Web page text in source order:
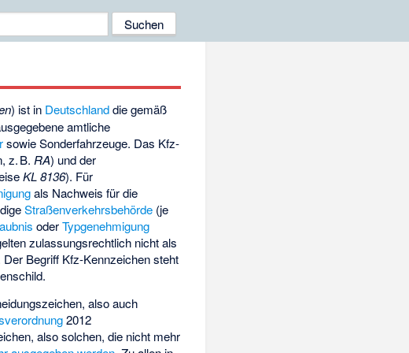
) ist in Deutschlanddie gemäß
amtliche
sowie Sonderfahrzeuge. Das Kfz-
z. B.RA) und der
KL 8136). Für
als Nachweis für die
Straßenverkehrsbehörde (je
oderTypgenehmigung
zulassungsrechtlich nicht als
Begriff Kfz-Kennzeichen steht
also auch
2012
also solchen, die nicht mehr